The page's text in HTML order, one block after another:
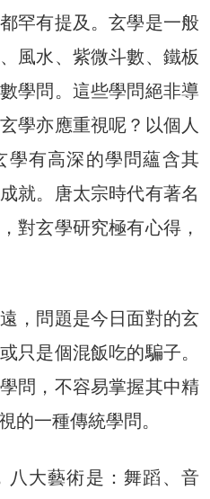
罕有提及。玄學是一般
風水、紫微斗數、鐵板
學問。這些學問絕非導
學亦應重視呢？以個人
學有高深的學問蘊含其
就。唐太宗時代有著名
對玄學研究極有心得，
，問題是今日面對的玄
只是個混飯吃的騙子。
問，不容易掌握其中精
的一種傳統學問。
八大藝術是：舞蹈、音